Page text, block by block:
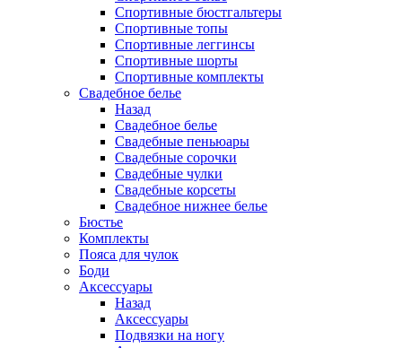
Спортивные бюстгальтеры
Спортивные топы
Спортивные леггинсы
Спортивные шорты
Спортивные комплекты
Свадебное белье
Назад
Свадебное белье
Свадебные пеньюары
Свадебные сорочки
Свадебные чулки
Свадебные корсеты
Свадебное нижнее белье
Бюстье
Комплекты
Пояса для чулок
Боди
Аксессуары
Назад
Аксессуары
Подвязки на ногу